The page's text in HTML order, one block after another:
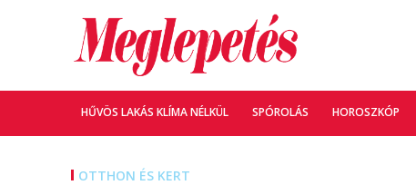
HŰVÖS LAKÁS KLÍMA NÉLKÜL SPÓROLÁS HOROSZKÓP
OTTHON ÉS KERT